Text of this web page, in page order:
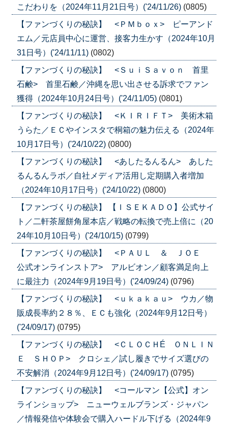
こだわりを（2024年11月21日号）('24/11/26) (0805)
【ファンづくりの秘訣】 <ＰＭｂｏｘ> ピーアンド
エム／元店員中心に運営、接客力生かす（2024年10月
31日号）('24/11/11) (0802)
【ファンづくりの秘訣】 <ＳｕｉＳａｖｏｎ 首里
石鹸> 首里石鹸／沖縄を思い出させる訴求でファン
獲得（2024年10月24日号）('24/11/05) (0801)
【ファンづくりの秘訣】 <ＫＩＲＩＦＴ> 美術木箱
うらた／ＥＣやインスタで桐箱の魅力伝える（2024年
10月17日号）('24/10/22) (0800)
【ファンづくりの秘訣】 <あしたるんるん> あした
るんるんラボ／自社メディア活用し定期購入者増加
（2024年10月17日号）('24/10/22) (0800)
【ファンづくりの秘訣】 【ＩＳＥＫＡＤＯ】公式サイ
ト／二軒茶屋餅角屋本店／戦略の転換で売上倍に（20
24年10月10日号）('24/10/15) (0799)
【ファンづくりの秘訣】 <ＰＡＵＬ ＆ ＪＯＥ
公式オンラインストア> アルビオン／顧客満足向上
に最注力（2024年9月19日号）('24/09/24) (0796)
【ファンづくりの秘訣】 <ｕｋａｋａｕ> ウカ／物
販成長率約２８％、ＥＣも強化（2024年9月12日号）
('24/09/17) (0795)
【ファンづくりの秘訣】 <ＣＬＯＣＨÉ ＯＮＬＩＮ
Ｅ ＳＨＯＰ> クロシェ／試し履きでサイズ選びの
不安解消（2024年9月12日号）('24/09/17) (0795)
【ファンづくりの秘訣】 <コールマン【公式】オン
ラインショップ> ニューウェルブランズ・ジャパン
／情報発信や体験会で購入ハードル下げる（2024年9